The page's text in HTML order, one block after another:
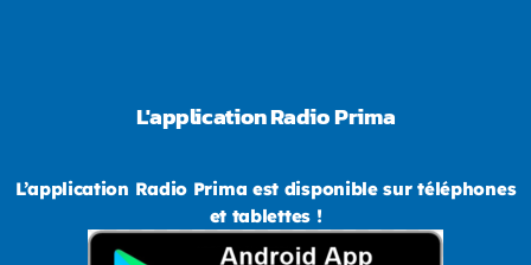
L'application Radio Prima
L’application Radio Prima est disponible sur téléphones
et tablettes !